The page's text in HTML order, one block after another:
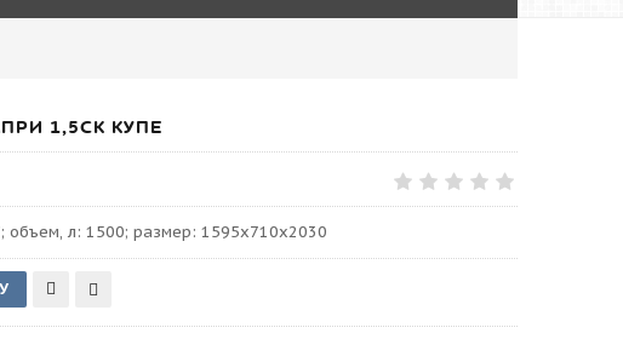
1,5СК КУПЕ
л: 1500; размер: 1595х710х2030